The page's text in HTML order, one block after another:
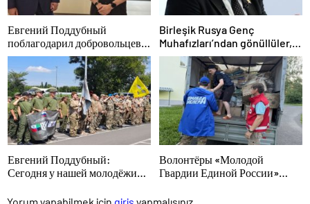
Евгений Поддубный
поблагодарил добровольцев
Белгородской области за
мужество в спасении
пострадавших от обстрелов
Birleşik Rusya Genç
Muhafızları’ndan gönüllüler,
Belgorod sakinlerine yangın
söndürücüler ve jeneratörler
konusunda yardımcı olacak
Евгений Поддубный:
Сегодня у нашей молодёжи
Волонтёры «Молодой
Гвардии Единой России»
паводков на Урале и Дальнем
Yorum yapabilmek için giriş yapmalısınız.